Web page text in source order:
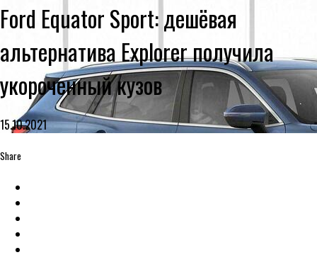
Ford Equator Sport: дешёвая
альтернатива Explorer получила
укороченный кузов
15.10.2021
Share